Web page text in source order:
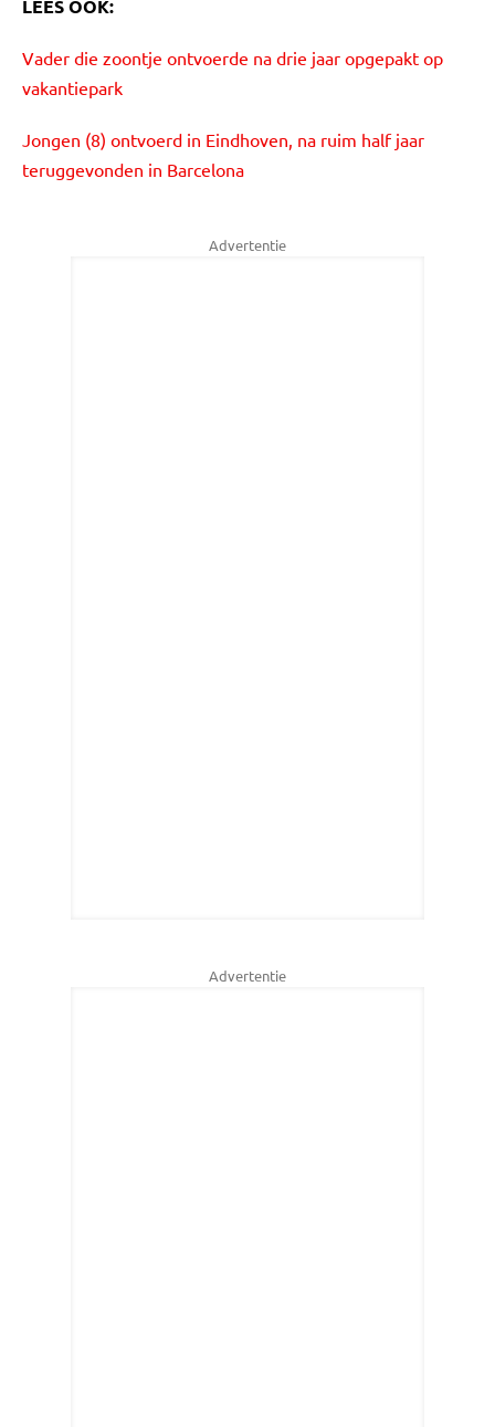
LEES OOK:
Vader die zoontje ontvoerde na drie jaar opgepakt op
vakantiepark
Jongen (8) ontvoerd in Eindhoven, na ruim half jaar
teruggevonden in Barcelona
Advertentie
Advertentie